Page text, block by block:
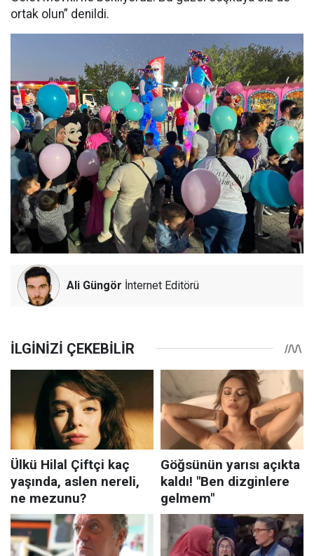
ortak olun” denildi.
Ali Güngör İnternet Editörü